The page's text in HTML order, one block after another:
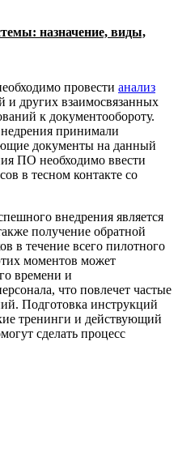
назначение, виды,
провести анализ
и других взаимосвязанных
к документообороту.
принимали
документы на данный
ПО необходимо ввести
в тесном контакте со
внедрения является
получение обратной
в течение всего пилотного
моментов может
времени и
что повлечет частые
Подготовка инструкций
тренинги и действующий
сделать процесс